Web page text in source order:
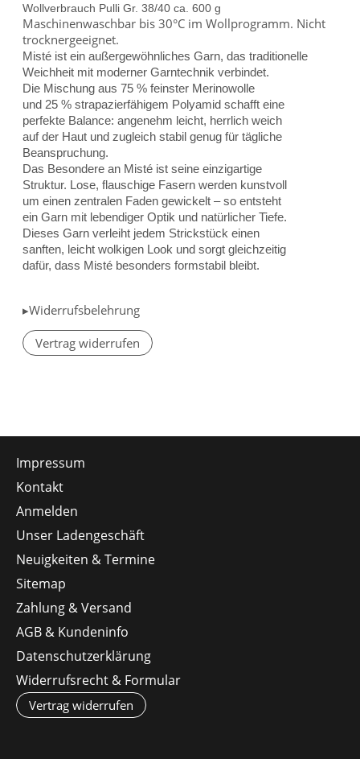
Wollverbrauch Pulli Gr. 38/40 ca. 600 g
Maschinenwaschbar bis 30°C im Wollprogramm. Nicht
trocknergeeignet.
Misté ist ein außergewöhnliches Garn, das traditionelle
Weichheit mit moderner Garntechnik verbindet.
Die Mischung aus 75 % feinster Merinowolle
und 25 % strapazierfähigem Polyamid schafft eine
perfekte Balance: angenehm leicht, herrlich weich
auf der Haut und zugleich stabil genug für tägliche
Beanspruchung.
Das Besondere an Misté ist seine einzigartige
Struktur. Lose, flauschige Fasern werden kunstvoll
um einen zentralen Faden gewickelt – so entsteht
ein Garn mit lebendiger Optik und natürlicher Tiefe.
Dieses Garn verleiht jedem Strickstück einen
sanften, leicht wolkigen Look und sorgt gleichzeitig
dafür, dass Misté besonders formstabil bleibt.
▸Widerrufsbelehrung
Vertrag widerrufen
Impressum
Kontakt
Anmelden
Unser Ladengeschäft
Neuigkeiten & Termine
Sitemap
Zahlung & Versand
AGB & Kundeninfo
Datenschutzerklärung
Widerrufsrecht & Formular
Vertrag widerrufen